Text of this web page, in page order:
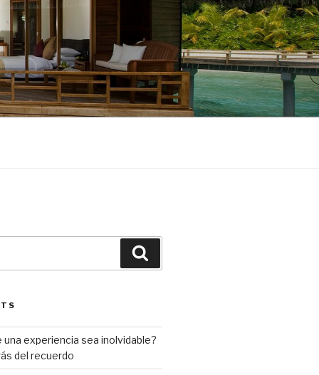
una experiencia sea inolvidable?
del recuerdo